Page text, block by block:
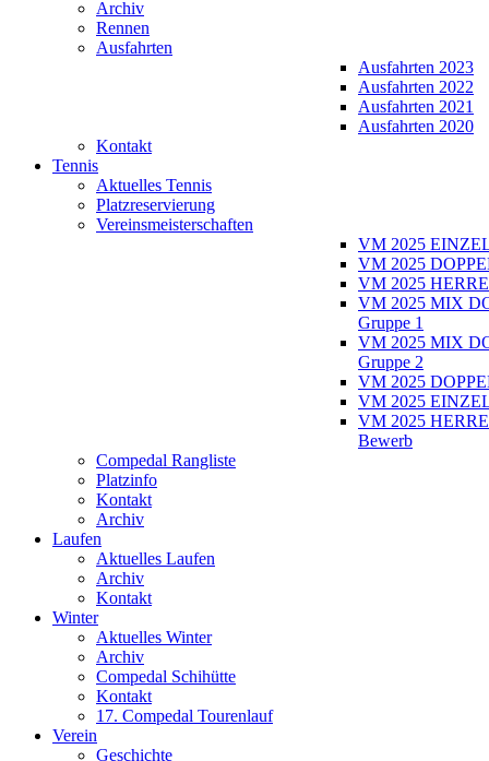
Archiv
Rennen
Ausfahrten
Ausfahrten 2023
Ausfahrten 2022
Ausfahrten 2021
Ausfahrten 2020
Kontakt
Tennis
Aktuelles Tennis
Platzreservierung
Vereinsmeisterschaften
VM 2025
VM 2025
VM 2025
VM 2025 MIX
Gruppe 1
VM 2025 MIX
Gruppe 2
VM 2025
VM 2025
VM 2025
Bewerb
Compedal Rangliste
Platzinfo
Kontakt
Archiv
Laufen
Aktuelles Laufen
Archiv
Kontakt
Winter
Aktuelles Winter
Archiv
Compedal Schihütte
Kontakt
17. Compedal Tourenlauf
Verein
Geschichte